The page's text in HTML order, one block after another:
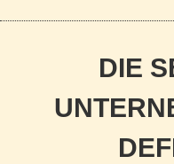
DIE